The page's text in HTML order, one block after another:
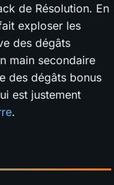
de Résolution. En
exploser les
des dégâts
main secondaire
des dégâts bonus
est justement
.